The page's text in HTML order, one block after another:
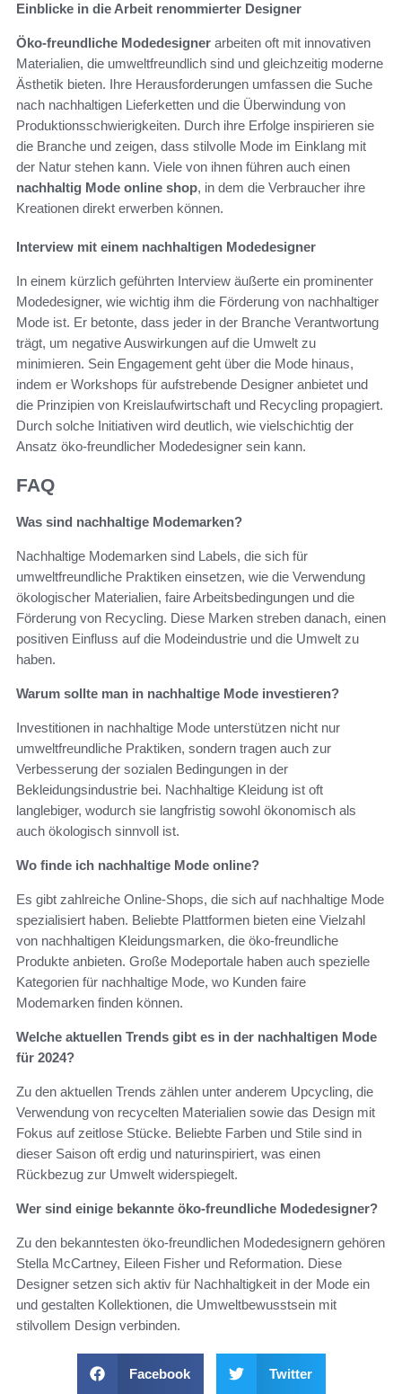
Einblicke in die Arbeit renommierter Designer
Öko-freundliche Modedesigner arbeiten oft mit innovativen
Materialien, die umweltfreundlich sind und gleichzeitig moderne
Ästhetik bieten. Ihre Herausforderungen umfassen die Suche
nach nachhaltigen Lieferketten und die Überwindung von
Produktionsschwierigkeiten. Durch ihre Erfolge inspirieren sie
die Branche und zeigen, dass stilvolle Mode im Einklang mit
der Natur stehen kann. Viele von ihnen führen auch einen
nachhaltig Mode online shop, in dem die Verbraucher ihre
Kreationen direkt erwerben können.
Interview mit einem nachhaltigen Modedesigner
In einem kürzlich geführten Interview äußerte ein prominenter
Modedesigner, wie wichtig ihm die Förderung von nachhaltiger
Mode ist. Er betonte, dass jeder in der Branche Verantwortung
trägt, um negative Auswirkungen auf die Umwelt zu
minimieren. Sein Engagement geht über die Mode hinaus,
indem er Workshops für aufstrebende Designer anbietet und
die Prinzipien von Kreislaufwirtschaft und Recycling propagiert.
Durch solche Initiativen wird deutlich, wie vielschichtig der
Ansatz öko-freundlicher Modedesigner sein kann.
FAQ
Was sind nachhaltige Modemarken?
Nachhaltige Modemarken sind Labels, die sich für
umweltfreundliche Praktiken einsetzen, wie die Verwendung
ökologischer Materialien, faire Arbeitsbedingungen und die
Förderung von Recycling. Diese Marken streben danach, einen
positiven Einfluss auf die Modeindustrie und die Umwelt zu
haben.
Warum sollte man in nachhaltige Mode investieren?
Investitionen in nachhaltige Mode unterstützen nicht nur
umweltfreundliche Praktiken, sondern tragen auch zur
Verbesserung der sozialen Bedingungen in der
Bekleidungsindustrie bei. Nachhaltige Kleidung ist oft
langlebiger, wodurch sie langfristig sowohl ökonomisch als
auch ökologisch sinnvoll ist.
Wo finde ich nachhaltige Mode online?
Es gibt zahlreiche Online-Shops, die sich auf nachhaltige Mode
spezialisiert haben. Beliebte Plattformen bieten eine Vielzahl
von nachhaltigen Kleidungsmarken, die öko-freundliche
Produkte anbieten. Große Modeportale haben auch spezielle
Kategorien für nachhaltige Mode, wo Kunden faire
Modemarken finden können.
Welche aktuellen Trends gibt es in der nachhaltigen Mode
für 2024?
Zu den aktuellen Trends zählen unter anderem Upcycling, die
Verwendung von recycelten Materialien sowie das Design mit
Fokus auf zeitlose Stücke. Beliebte Farben und Stile sind in
dieser Saison oft erdig und naturinspiriert, was einen
Rückbezug zur Umwelt widerspiegelt.
Wer sind einige bekannte öko-freundliche Modedesigner?
Zu den bekanntesten öko-freundlichen Modedesignern gehören
Stella McCartney, Eileen Fisher und Reformation. Diese
Designer setzen sich aktiv für Nachhaltigkeit in der Mode ein
und gestalten Kollektionen, die Umweltbewusstsein mit
stilvollem Design verbinden.
Facebook Twitter